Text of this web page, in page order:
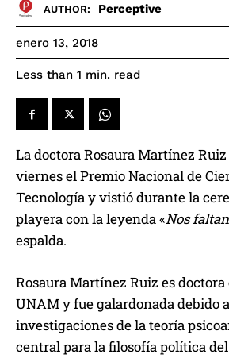
AUTHOR: Perceptive
enero 13, 2018
Less than 1 min. read
La doctora Rosaura Martínez
viernes el Premio Nacional de
Tecnología y vistió durante la
playera con la leyenda «Nos
espalda.
Rosaura Martínez Ruiz es
UNAM y fue galardonada debido
investigaciones de la teoría
central para la filosofía política